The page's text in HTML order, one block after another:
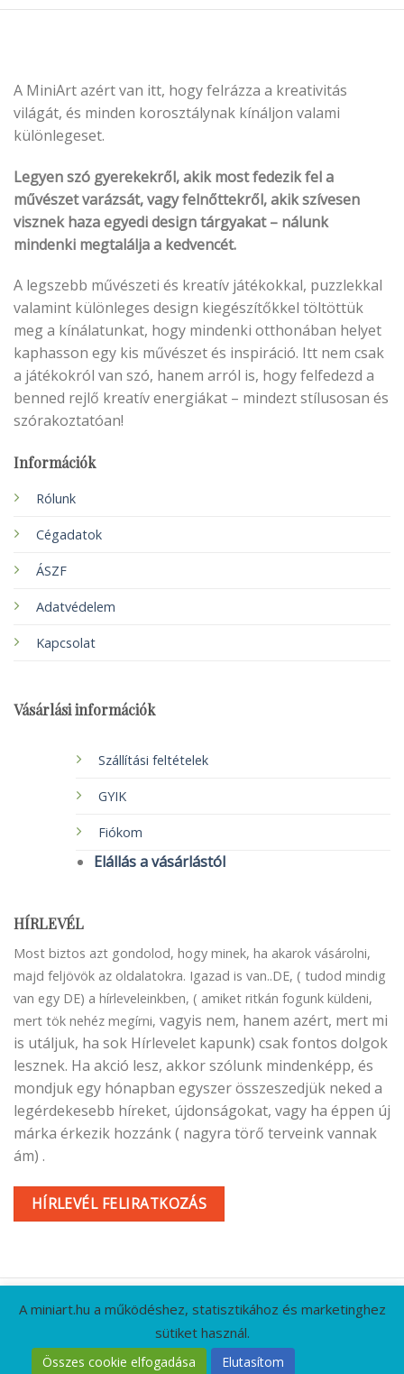
A MiniArt azért van itt, hogy felrázza a kreativitás
világát, és minden korosztálynak kínáljon valami
különlegeset.
Legyen szó gyerekekről, akik most fedezik fel a
művészet varázsát, vagy felnőttekről, akik szívesen
visznek haza egyedi design tárgyakat – nálunk
mindenki megtalálja a kedvencét.
A legszebb művészeti és kreatív játékokkal, puzzlekkal
valamint különleges design kiegészítőkkel töltöttük
meg a kínálatunkat, hogy mindenki otthonában helyet
kaphasson egy kis művészet és inspiráció. Itt nem csak
a játékokról van szó, hanem arról is, hogy felfedezd a
benned rejlő kreatív energiákat – mindezt stílusosan és
szórakoztatóan!
Információk
Rólunk
Cégadatok
ÁSZF
Adatvédelem
Kapcsolat
Vásárlási információk
Szállítási feltételek
GYIK
Fiókom
Elállás a vásárlástól
HÍRLEVÉL
Most biztos azt gondolod, hogy minek, ha akarok vásárolni,
majd feljövök az oldalatokra. Igazad is van..DE, ( tudod mindig
van egy DE) a hírleveleinkben, ( amiket ritkán fogunk küldeni,
mert tök nehéz megírni, vagyis nem, hanem azért, mert mi
is utáljuk, ha sok Hírlevelet kapunk) csak fontos dolgok
lesznek. Ha akció lesz, akkor szólunk mindenképp, és
mondjuk egy hónapban egyszer összeszedjük neked a
legérdekesebb híreket, újdonságokat, vagy ha éppen új
márka érkezik hozzánk ( nagyra törő terveink vannak
ám) .
HÍRLEVÉL FELIRATKOZÁS
KAPCSOLAT GYIK CÉGADATOK
ÁSZF
ADATVÉDELMI IRÁNYELVEK
RÓLUNK
A miniart.hu a működéshez, statisztikához és marketinghez
sütiket használ.
Összes cookie elfogadása Elutasítom